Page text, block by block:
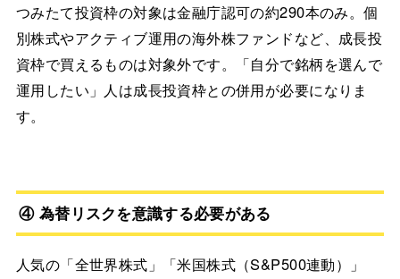
つみたて投資枠の対象は金融庁認可の約290本のみ。個
別株式やアクティブ運用の海外株ファンドなど、成長投
資枠で買えるものは対象外です。「自分で銘柄を選んで
運用したい」人は成長投資枠との併用が必要になりま
す。
④ 為替リスクを意識する必要がある
人気の「全世界株式」「米国株式（S&P500連動）」